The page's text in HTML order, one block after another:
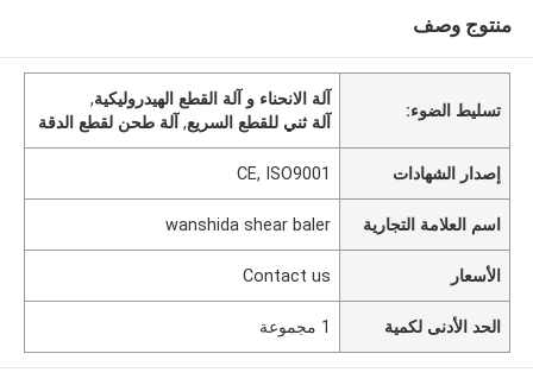
منتوج وصف
تسليط الضوء:
آلة الانحناء و آلة القطع الهيدروليكية,
آلة ثني للقطع السريع,آلة طحن لقطع الدقة
إصدار الشهادات CE, ISO9001
اسم العلامة التجارية wanshida shear baler
الأسعار Contact us
الحد الأدنى لكمية 1 مجموعة